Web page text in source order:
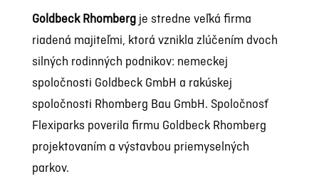
Goldbeck Rhombergje stredne veľká firma
riadená majiteľmi, ktorá vznikla zlúčením dvoch
silných rodinných podnikov: nemeckej
spoločnosti Goldbeck GmbH a rakúskej
spoločnosti Rhomberg Bau GmbH. Spoločnosť
Flexiparks poverila firmu Goldbeck Rhomberg
projektovaním a výstavbou priemyselných
parkov.